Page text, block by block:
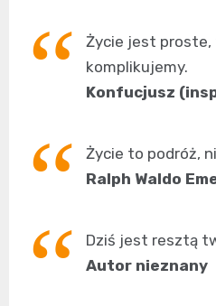
Życie jest proste,
komplikujemy.
Konfucjusz
Życie to podróż,
Ralph Waldo
Dziś jest resztą
Autor nieznany